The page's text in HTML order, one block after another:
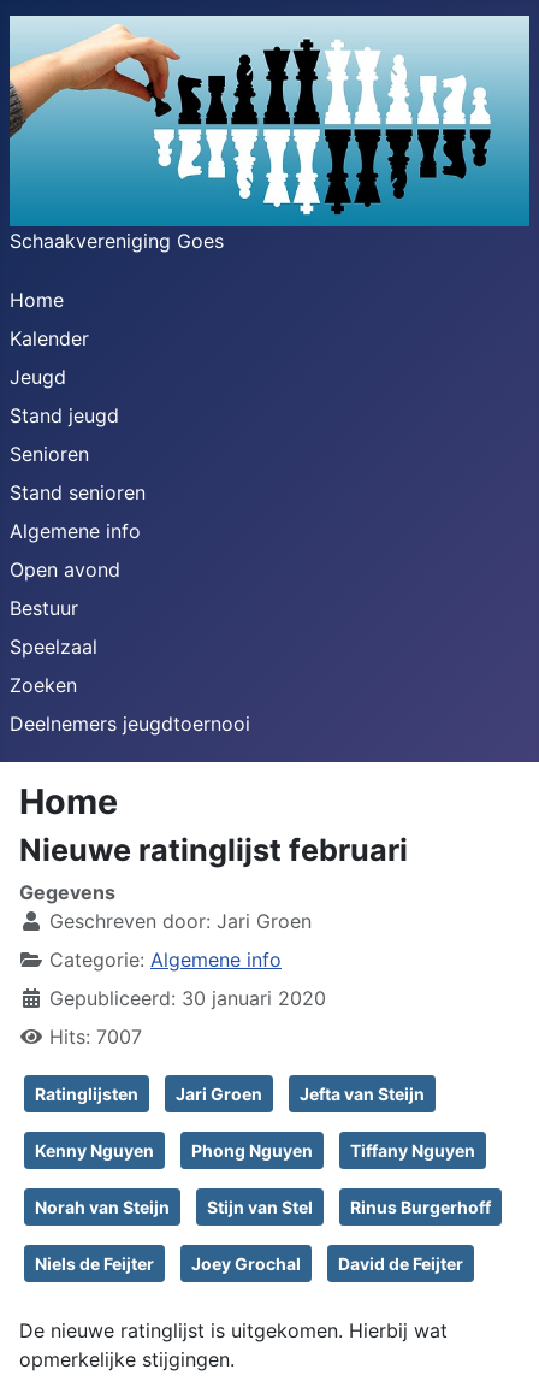
Schaakvereniging Goes
Home
Kalender
Jeugd
Stand jeugd
Senioren
Stand senioren
Algemene info
Open avond
Bestuur
Speelzaal
Zoeken
Deelnemers jeugdtoernooi
Home
Nieuwe ratinglijst februari
Gegevens
Geschreven door: Jari Groen
Categorie: Algemene info
Gepubliceerd: 30 januari 2020
Hits: 7007
Ratinglijsten Jari Groen Jefta van Steijn
Kenny Nguyen Phong Nguyen Tiffany Nguyen
Norah van Steijn Stijn van Stel Rinus Burgerhoff
Niels de Feijter Joey Grochal David de Feijter
De nieuwe ratinglijst is uitgekomen. Hierbij wat
opmerkelijke stijgingen.